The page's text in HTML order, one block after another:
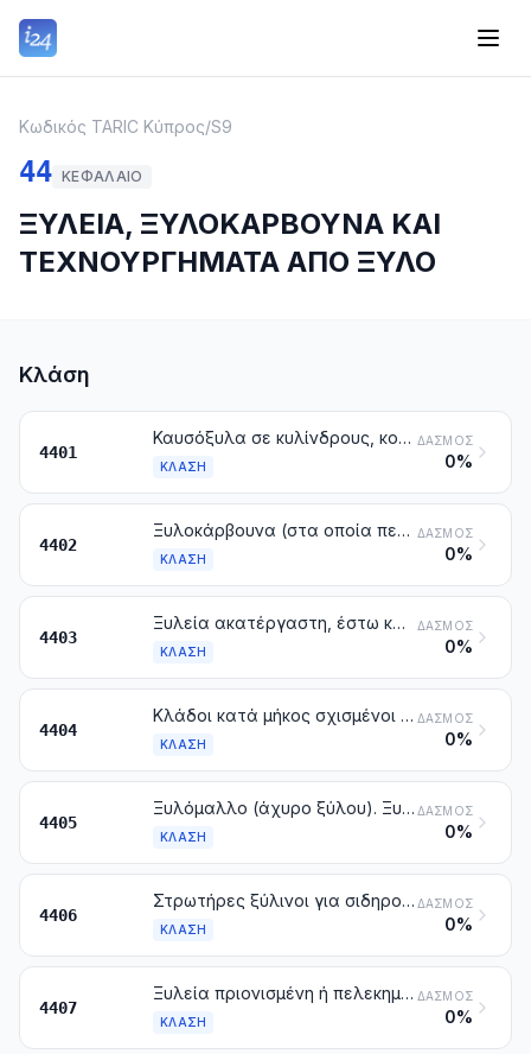
Κωδικός TARIC Κύπρος/S9
44 ΚΕΦΆΛΑΙΟ
ΞΥΛΕΙΑ, ΞΥΛΟΚΑΡΒΟΥΝΑ ΚΑΙ
ΤΕΧΝΟΥΡΓΗΜΑΤΑ ΑΠΟ ΞΥΛΟ
Κλάση
4401
Καυσόξυλα σε κυλίνδρους, κούτσουρα, μικρά κλαδιά, δεμάτια ή με παρόμοιες μορφές. Ξυλεία σε πλακίδια ή σε μικρά τεμάχια. Πριονίδια, απορρίμματα και θραύσματα ξύλου, έστω και συσσωματωμένα σε μορφή κούτσουρων, πλίνθων, τροχίσκων ή σε παρόμοιες μορφές
ΚΛΆΣΗ
ΔΑΣΜΌΣ
0%
4402
Ξυλοκάρβουνα (στα οποία περιλαμβάνονται και τα κάρβουνα από κελύφη ή καρπούς), έστω και συσσωματωμένα
ΚΛΆΣΗ
ΔΑΣΜΌΣ
0%
4403
Ξυλεία ακατέργαστη, έστω και ξεφλουδισμένη, που της έχει αφαιρεθεί ο σομφός ή ορθογωνισμένη
ΚΛΆΣΗ
ΔΑΣΜΌΣ
0%
4404
Κλάδοι κατά μήκος σχισμένοι για βαρελοστέφανα. Σχιστά στηρίγματα φυτών. Πάσσαλοι από ξύλο μεγάλοι και μικροί, μυτεροί, απριόνιστοι κατά μήκος. Ξυλεία απλώς χοντροπελεκημένη ή στρογγυλεμένη, όχι όμως κατεργασμένη με τόρνο, ούτε καμπυλωμένη, ούτε με άλλο τρόπο επεξεργασμένη, για ράβδους, ομπρέλες, λαβές εργαλείων ή παρόμοια. Ξυλεία σε σχίζες, λεπίδες, ταινίες και παρόμοια
ΚΛΆΣΗ
ΔΑΣΜΌΣ
0%
4405
Ξυλόμαλλο (άχυρο ξύλου). Ξυλάλευρο
ΚΛΆΣΗ
ΔΑΣΜΌΣ
0%
4406
Στρωτήρες ξύλινοι για σιδηροτροχιές ή παρόμοιοι
ΚΛΆΣΗ
ΔΑΣΜΌΣ
0%
4407
Ξυλεία πριονισμένη ή πελεκημένη κατά μήκος, κομμένη εγκάρσια ή ξετυλιγμένη, έστω και πλανισμένη, λειασμένη με ελαφρόπετρα ή κολλημένη με εγκάρσια συνένωση, πάχους που υπερβαίνει τα 6 mm
ΚΛΆΣΗ
ΔΑΣΜΌΣ
0%